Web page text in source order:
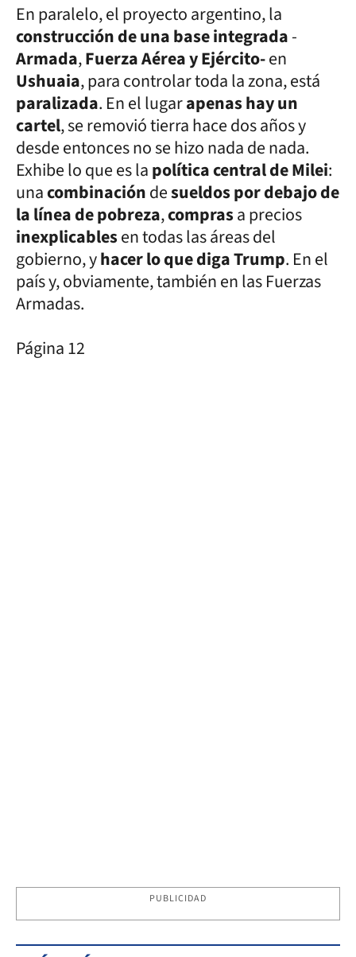
En paralelo, el proyecto argentino, la
construcción de una base integrada-
Armada,Fuerza Aérea y Ejército-en
Ushuaia, para controlar toda la zona, está
paralizada. En el lugarapenas hay un
cartel, se removió tierra hace dos años y
desde entonces no se hizo nada de nada.
Exhibe lo que es lapolítica central de Milei:
unacombinacióndesueldos por debajo de
la línea de pobreza,comprasa precios
inexplicablesen todas las áreas del
gobierno, yhacer lo que diga Trump. En el
país y, obviamente, también en las Fuerzas
Armadas.
Página 12
PUBLICIDAD